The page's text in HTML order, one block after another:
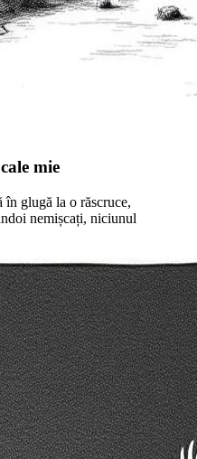
mie
în glugă la o răscruce,
nemișcați, niciunul